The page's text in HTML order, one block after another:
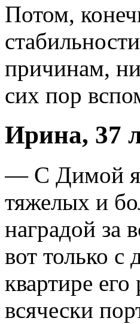
Потом,
причинам,
сих пор
Ирина, 37
— С Димой я
тяжелых и
наградой за
вот только
квартире
всячески